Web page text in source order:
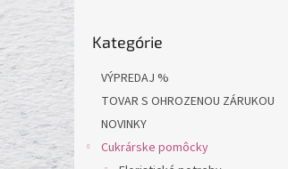
o
ý
e
kategórie
Kategórie
VÝPREDAJ %
TOVAR S OHROZENOU ZÁRUKOU
NOVINKY
Cukrárske pomôcky